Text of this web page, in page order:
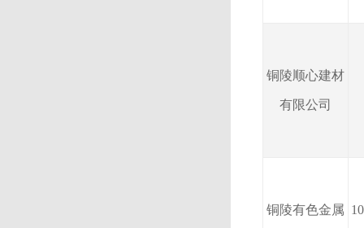
铜陵顺心建材
有限公司
铜陵有色金属